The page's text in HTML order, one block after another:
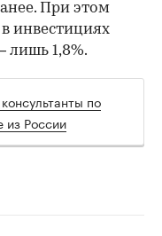
При этом
инвестициях
лишь 1,8%.
по
из России